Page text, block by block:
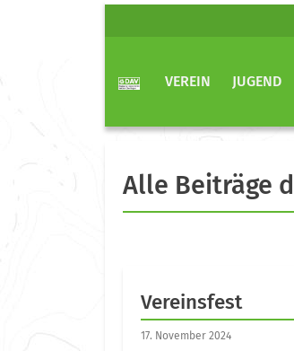
VEREIN JUGEND
Alle Beiträge
Vereinsfest
17. November 2024